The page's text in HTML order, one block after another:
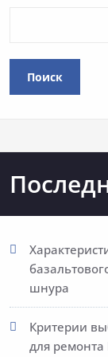
Поиск
шнура
Критерии
для ремонта